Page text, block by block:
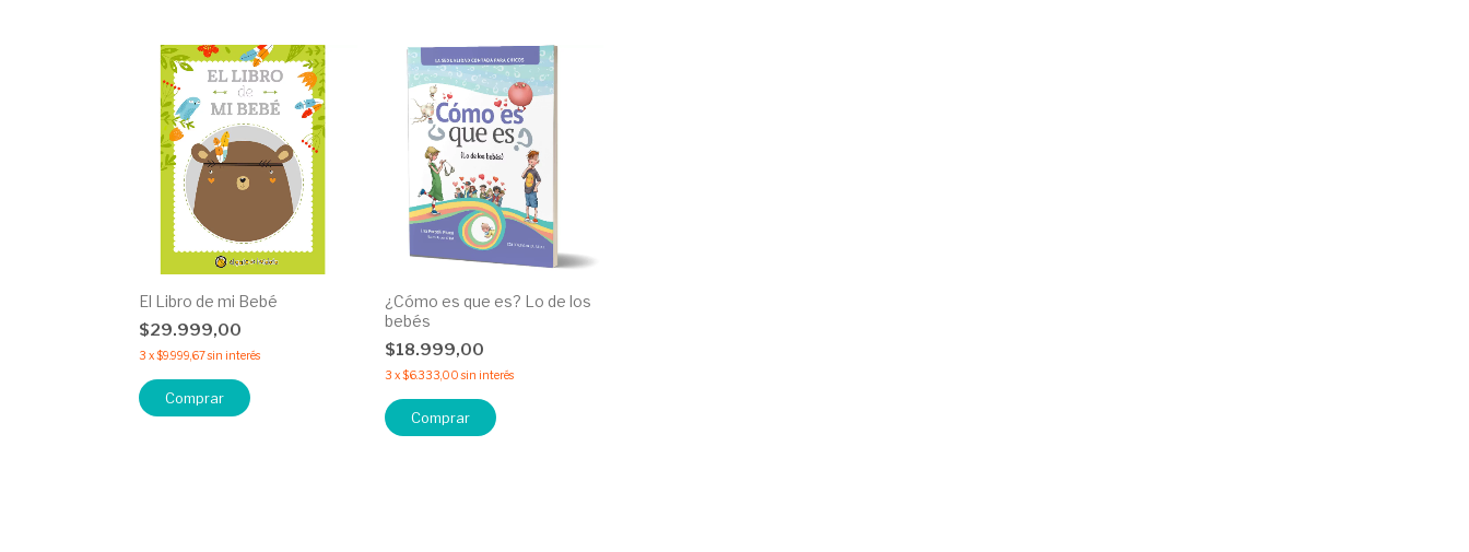
El Libro de mi Bebé
$29.999,00
3 x$9.999,67sin interés
¿Cómo es que es? Lo de los
bebés
$18.999,00
3 x$6.333,00 sin interés